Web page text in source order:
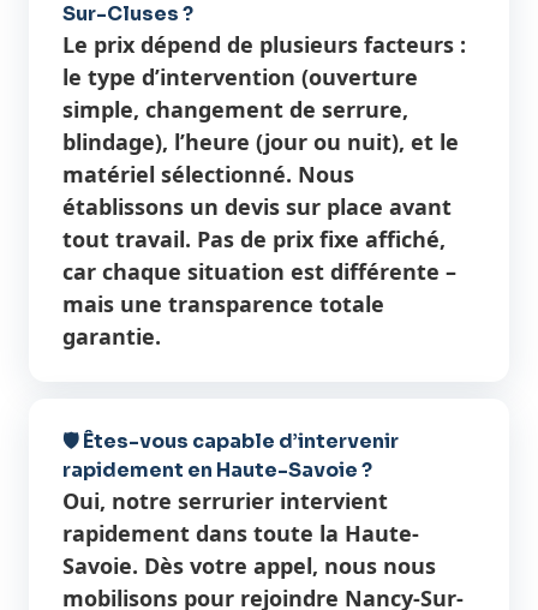
Sur-Cluses ?
Le prix dépend de plusieurs facteurs :
le type d’intervention (ouverture
simple, changement de serrure,
blindage), l’heure (jour ou nuit), et le
matériel sélectionné. Nous
établissons un devis sur place avant
tout travail. Pas de prix fixe affiché,
car chaque situation est différente –
mais une transparence totale
garantie.
🛡️ Êtes-vous capable d’intervenir
rapidement en Haute-Savoie ?
Oui, notre serrurier intervient
rapidement dans toute la Haute-
Savoie. Dès votre appel, nous nous
mobilisons pour rejoindre Nancy-Sur-